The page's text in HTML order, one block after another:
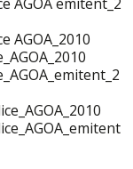
AGOA_2010